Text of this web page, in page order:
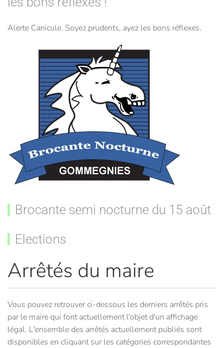
Alerte Canicule. Soyez prudents, ayez les bons réflexes.
Brocante semi nocturne du 15 août
Elections
Arrêtés du maire
Vous pouvez retrouver ci-dessous les derniers arrêtés pris
par le maire qui font actuellement l'objet d'un affichage
légal. L'ensemble des arrêtés actuellement publiés sont
disponibles en cliquant sur les catégories correspondantes